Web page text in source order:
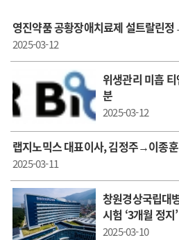
영진약품 공황장애치료제 설트랄린정
2025-03-12
위생관리 미흡 티
분
2025-03-12
랩지노믹스 대표이사, 김정주→이종
2025-03-11
창원경상국립대
시험 ‘3개월 정지’
2025-03-10